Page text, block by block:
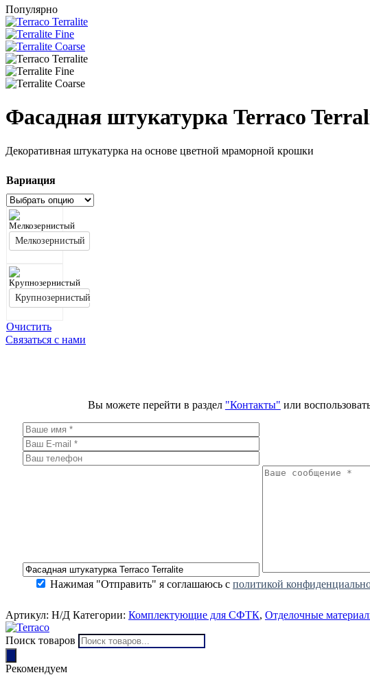
Популярно
Фасадная штукатурка Terraco
Декоративная штукатурка на основе цветной мраморной крошки
Вариация
Мелкозернистый
Крупнозернистый
Очистить
Cвязаться с нами
Вы можете перейти в раздел "Контакты" или
Нажимая "Отправить" я соглашаюсь с политикой
Артикул: Н/Д Категории: Комплектующие для СФТК, Отделочные
Поиск товаров
Рекомендуем